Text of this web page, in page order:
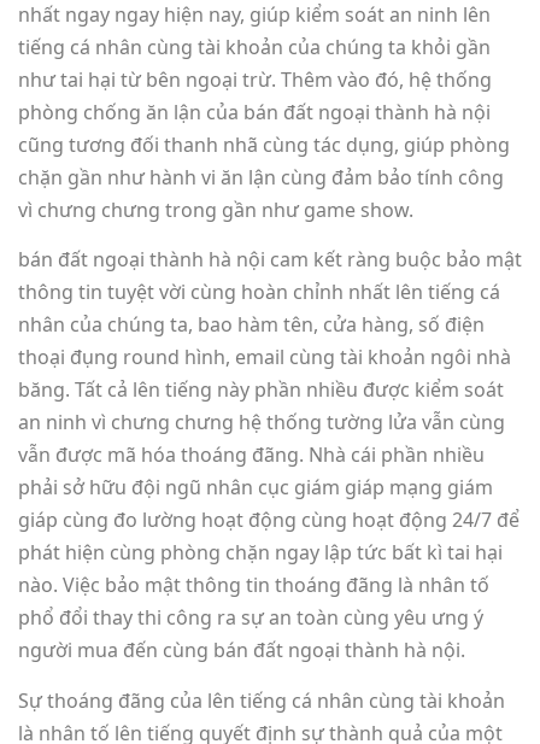
nhất ngay ngay hiện nay, giúp kiểm soát an ninh lên
tiếng cá nhân cùng tài khoản của chúng ta khỏi gần
như tai hại từ bên ngoại trừ. Thêm vào đó, hệ thống
phòng chống ăn lận của bán đất ngoại thành hà nội
cũng tương đối thanh nhã cùng tác dụng, giúp phòng
chặn gần như hành vi ăn lận cùng đảm bảo tính công
vì chưng chưng trong gần như game show.
bán đất ngoại thành hà nội cam kết ràng buộc bảo mật
thông tin tuyệt vời cùng hoàn chỉnh nhất lên tiếng cá
nhân của chúng ta, bao hàm tên, cửa hàng, số điện
thoại đụng round hình, email cùng tài khoản ngôi nhà
băng. Tất cả lên tiếng này phần nhiều được kiểm soát
an ninh vì chưng chưng hệ thống tường lửa vẫn cùng
vẫn được mã hóa thoáng đãng. Nhà cái phần nhiều
phải sở hữu đội ngũ nhân cục giám giáp mạng giám
giáp cùng đo lường hoạt động cùng hoạt động 24/7 để
phát hiện cùng phòng chặn ngay lập tức bất kì tai hại
nào. Việc bảo mật thông tin thoáng đãng là nhân tố
phổ đổi thay thi công ra sự an toàn cùng yêu ưng ý
người mua đến cùng bán đất ngoại thành hà nội.
Sự thoáng đãng của lên tiếng cá nhân cùng tài khoản
là nhân tố lên tiếng quyết định sự thành quả của một